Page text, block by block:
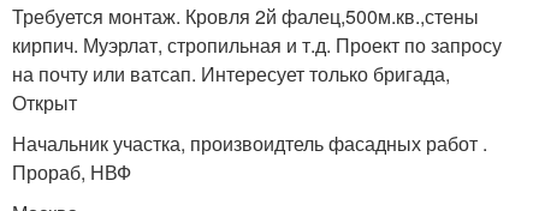
Требуется монтаж. Кровля 2й фалец,500м.кв.,стены
кирпич. Муэрлат, стропильная и т.д. Проект по запросу
на почту или ватсап. Интересует только бригада,
Открыт
Начальник участка, произвоидтель фасадных работ .
Прораб, НВФ